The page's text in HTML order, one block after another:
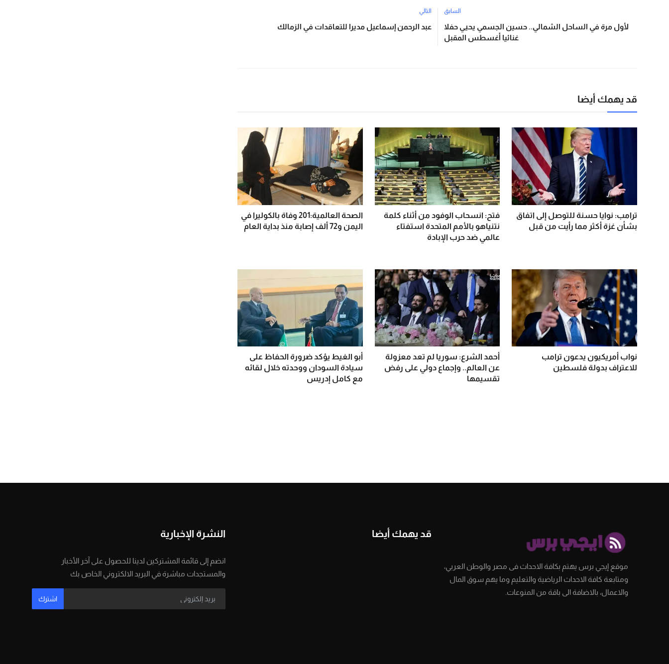
السابق
لأول مرة في الساحل الشمالي.. حسين الجسمي يحيي حفلا
غنائيا أغسطس المقبل
التالي
عبد الرحمن إسماعيل مديرا للتعاقدات في الزمالك
قد يهمك أيضا
ترامب: نوايا حسنة للتوصل إلى اتفاق
بشأن غزة أكثر مما رأيت من قبل
فتح: انسحاب الوفود من أثناء كلمة
نتنياهو بالأمم المتحدة استفتاء
عالمي ضد حرب الإبادة
الصحة العالمية:201 وفاة بالكوليرا في
اليمن و72 ألف إصابة منذ بداية العام
نواب أمريكيون يدعون ترامب
للاعتراف بدولة فلسطين
أحمد الشرع: سوريا لم تعد معزولة
عن العالم.. وإجماع دولي على رفض
تقسيمها
أبو الغيط يؤكد ضرورة الحفاظ على
سيادة السودان ووحدته خلال لقائه
مع كامل إدريس
موقع إيجي برس يهتم بكافة الاحداث فى مصر والوطن العربي،
ومتابعة كافة الاحداث الرياضية والتعليم وما يهم سوق المال
والاعمال، بالاضافة الى باقة من المنوعات.
قد يهمك أيضا النشرة الإخبارية
انضم إلى قائمة المشتركين لدينا للحصول على آخر الأخبار
والمستجدات مباشرة في البريد الالكتروني الخاص بك
اشترك